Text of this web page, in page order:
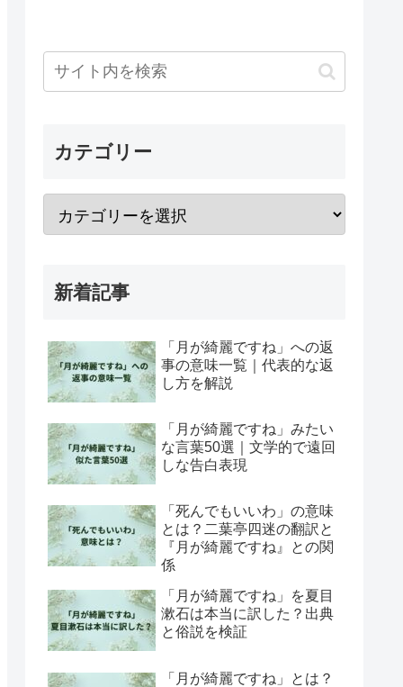
カテゴリー
新着記事
「月が綺麗ですね」への返
事の意味一覧｜代表的な返
し方を解説
「月が綺麗ですね」みたい
な言葉50選｜文学的で遠回
しな告白表現
「死んでもいいわ」の意味
とは？二葉亭四迷の翻訳と
『月が綺麗ですね』との関
係
「月が綺麗ですね」を夏目
漱石は本当に訳した？出典
と俗説を検証
「月が綺麗ですね」とは？